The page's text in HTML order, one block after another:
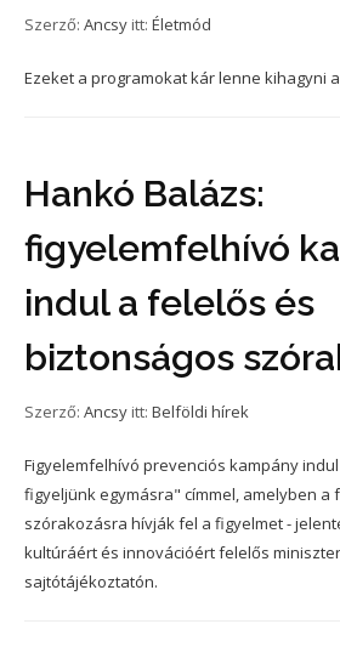
Szerző: Ancsy itt: Életmód
Ezeket a programokat kár lenne kihagyni
Hankó Balázs:
figyelemfelhívó
indul a felelős és
biztonságos
Szerző: Ancsy itt: Belföldi hírek
Figyelemfelhívó prevenciós kampány
figyeljünk egymásra" címmel, amelyben a
szórakozásra hívják fel a figyelmet -
kultúráért és innovációért felelős
sajtótájékoztatón.